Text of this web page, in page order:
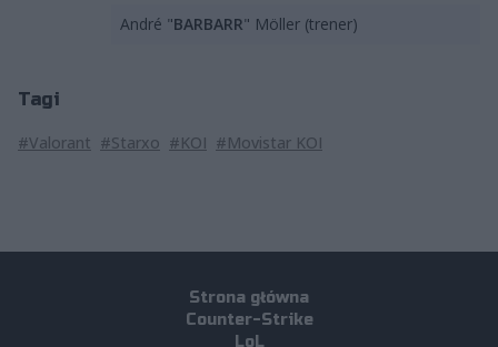
André "BARBARR" Möller (trener)
Tagi
#Valorant #Starxo #KOI #Movistar KOI
Strona główna
Counter-Strike
LoL